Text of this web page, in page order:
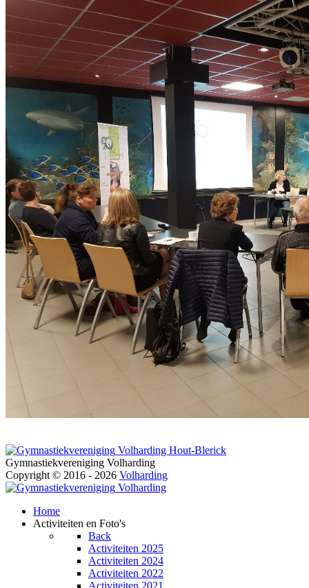
Volharding Hout-Blerick
Gymnastiekvereniging Volharding
Copyright © 2016 - 2026 Volharding
Volharding
Home
Activiteiten en Foto's
Back
Activiteiten 2025
Activiteiten 2024
Activiteiten 2022
Activiteiten 2021